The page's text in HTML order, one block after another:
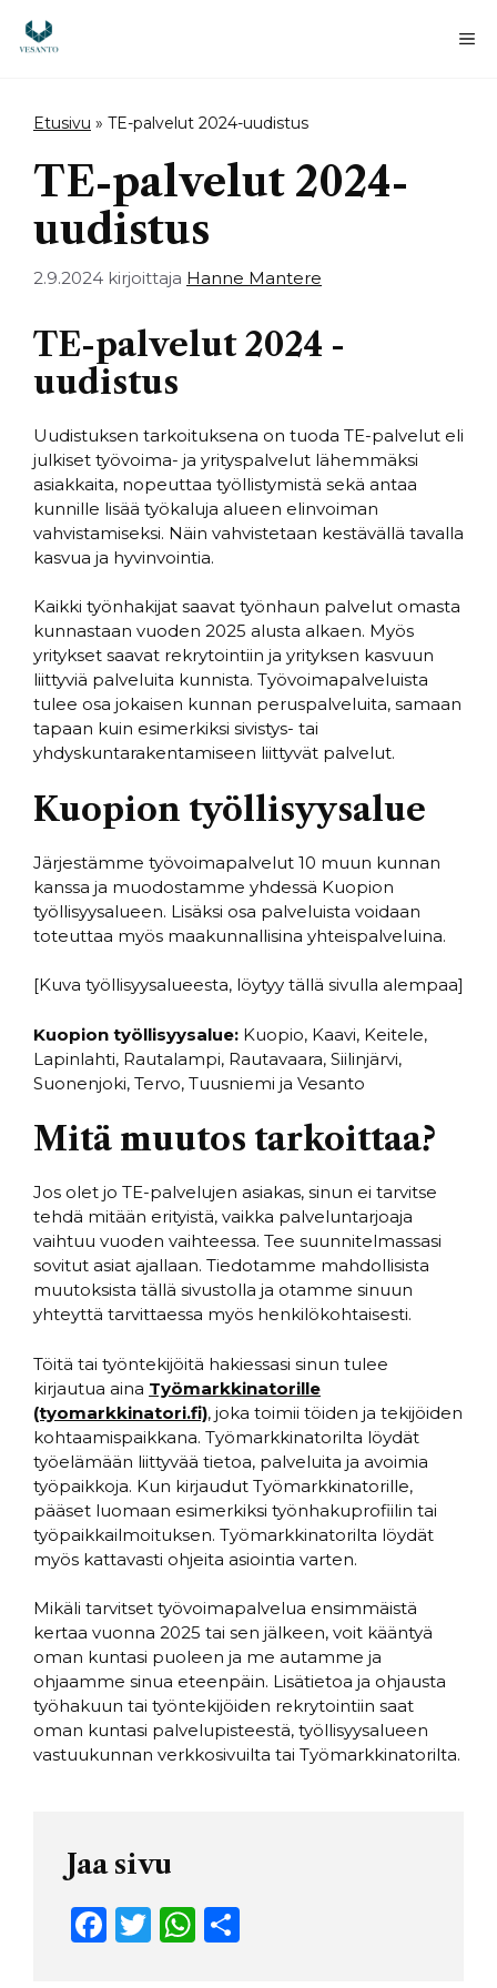
sisältöön
Etusivu » TE-palvelut 2024-uudistus
TE-palvelut 2024-
uudistus
2.9.2024 kirjoittaja Hanne Mantere
TE-palvelut 2024 -
uudistus
Uudistuksen tarkoituksena on tuoda TE-palvelut eli
julkiset työvoima- ja yrityspalvelut lähemmäksi
asiakkaita, nopeuttaa työllistymistä sekä antaa
kunnille lisää työkaluja alueen elinvoiman
vahvistamiseksi. Näin vahvistetaan kestävällä tavalla
kasvua ja hyvinvointia.
Kaikki työnhakijat saavat työnhaun palvelut omasta
kunnastaan vuoden 2025 alusta alkaen. Myös
yritykset saavat rekrytointiin ja yrityksen kasvuun
liittyviä palveluita kunnista. Työvoimapalveluista
tulee osa jokaisen kunnan peruspalveluita, samaan
tapaan kuin esimerkiksi sivistys- tai
yhdyskuntarakentamiseen liittyvät palvelut.
Kuopion työllisyysalue
Järjestämme työvoimapalvelut 10 muun kunnan
kanssa ja muodostamme yhdessä Kuopion
työllisyysalueen. Lisäksi osa palveluista voidaan
toteuttaa myös maakunnallisina yhteispalveluina.
[Kuva työllisyysalueesta, löytyy tällä sivulla alempaa]
Kuopion työllisyysalue: Kuopio, Kaavi, Keitele,
Lapinlahti, Rautalampi, Rautavaara, Siilinjärvi,
Suonenjoki, Tervo, Tuusniemi ja Vesanto
Mitä muutos tarkoittaa?
Jos olet jo TE-palvelujen asiakas, sinun ei tarvitse
tehdä mitään erityistä, vaikka palveluntarjoaja
vaihtuu vuoden vaihteessa. Tee suunnitelmassasi
sovitut asiat ajallaan. Tiedotamme mahdollisista
muutoksista tällä sivustolla ja otamme sinuun
yhteyttä tarvittaessa myös henkilökohtaisesti.
Töitä tai työntekijöitä hakiessasi sinun tulee
kirjautua aina Työmarkkinatorille
(tyomarkkinatori.fi), joka toimii töiden ja tekijöiden
kohtaamispaikkana. Työmarkkinatorilta löydät
työelämään liittyvää tietoa, palveluita ja avoimia
työpaikkoja. Kun kirjaudut Työmarkkinatorille,
pääset luomaan esimerkiksi työnhakuprofiilin tai
työpaikkailmoituksen. Työmarkkinatorilta löydät
myös kattavasti ohjeita asiointia varten.
Mikäli tarvitset työvoimapalvelua ensimmäistä
kertaa vuonna 2025 tai sen jälkeen, voit kääntyä
oman kuntasi puoleen ja me autamme ja
ohjaamme sinua eteenpäin. Lisätietoa ja ohjausta
työhakuun tai työntekijöiden rekrytointiin saat
oman kuntasi palvelupisteestä, työllisyysalueen
vastuukunnan verkkosivuilta tai Työmarkkinatorilta.
Jaa sivu
F
T
W